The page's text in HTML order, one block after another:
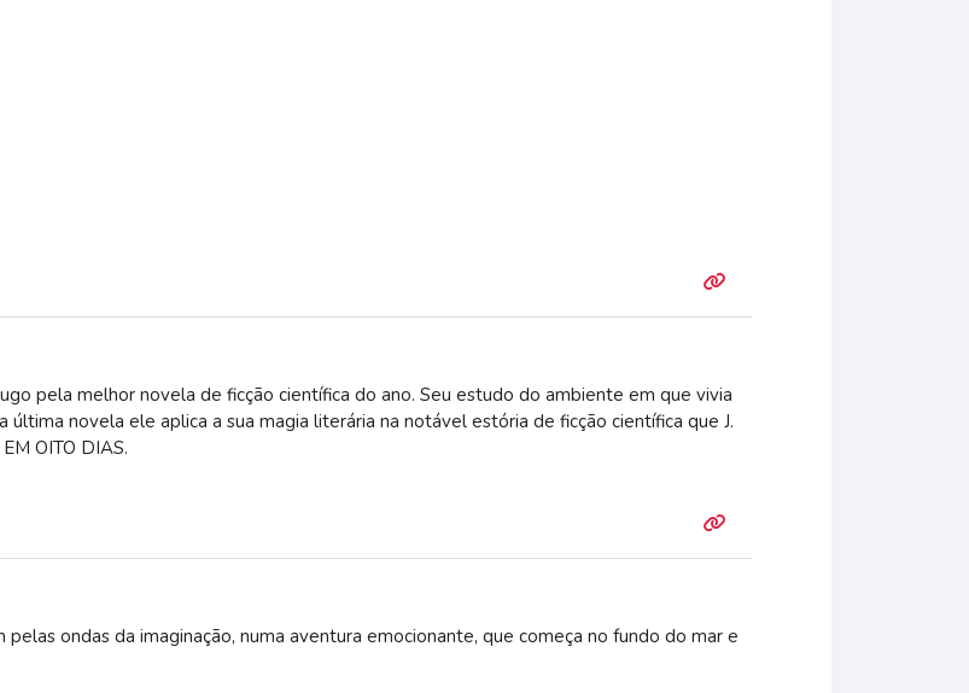
pela melhor novela de ficção científica do ano. Seu estudo do ambiente em que vivia
última novela ele aplica a sua magia literária na notável estória de ficção científica que J.
OITO DIAS.
ondas da imaginação, numa aventura emocionante, que começa no fundo do mar e